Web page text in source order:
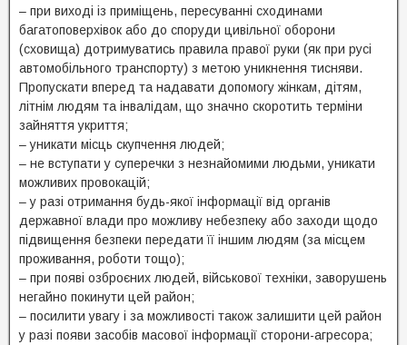
– при виході із приміщень, пересуванні сходинами
багатоповерхівок або до споруди цивільної оборони
(сховища) дотримуватись правила правої руки (як при русі
автомобільного транспорту) з метою уникнення тисняви.
Пропускати вперед та надавати допомогу жінкам, дітям,
літнім людям та інвалідам, що значно скоротить терміни
зайняття укриття;
– уникати місць скупчення людей;
– не вступати у суперечки з незнайомими людьми, уникати
можливих провокацій;
– у разі отримання будь-якої інформації від органів
державної влади про можливу небезпеку або заходи щодо
підвищення безпеки передати її іншим людям (за місцем
проживання, роботи тощо);
– при появі озброєних людей, військової техніки, заворушень
негайно покинути цей район;
– посилити увагу і за можливості також залишити цей район
у разі появи засобів масової інформації сторони-агресора;